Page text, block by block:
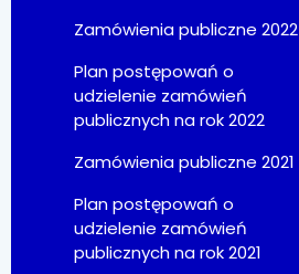
Zamówienia publiczne 2022
Plan postępowań o
udzielenie zamówień
publicznych na rok 2022
Zamówienia publiczne 2021
Plan postępowań o
udzielenie zamówień
publicznych na rok 2021